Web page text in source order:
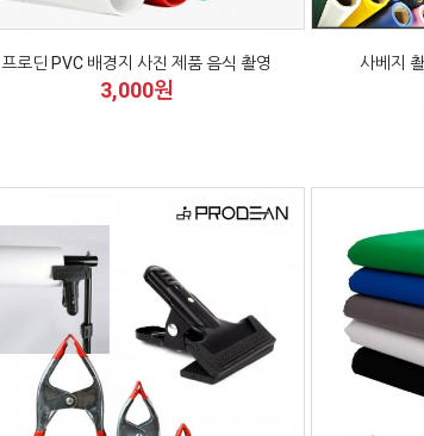
프로딘 PVC 배경지 사진 제품 음식 촬영
3,000원
사베지